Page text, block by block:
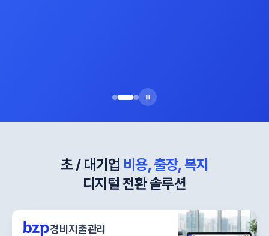
초 / 대기업 비용, 출장, 복지
디지털 전환 솔루션
경비지출관리